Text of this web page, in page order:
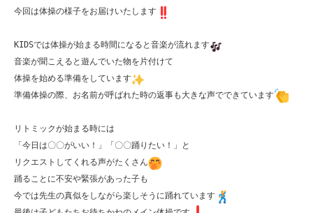
今回は体操の様子をお届けいたします
KIDSでは体操が始まる時間になると音楽が流れます
音楽が聞こえると遊んでいた物を片付けて
体操を始める準備をしています
準備体操の際、お名前が呼ばれた時の返事も大きな声でできています
リトミックが始まる時には
「今日は〇〇がいい！」「〇〇踊りたい！」と
リクエストしてくれる声がたくさん
踊ることに不安や緊張があった子も
今では先生の真似をしながら楽しそうに踊れています